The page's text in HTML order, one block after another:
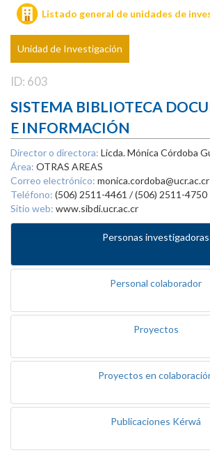
Listado general de unidades de
Unidad de Investigación
ID: 603
SISTEMA BIBLIOTECA
E INFORMACIÓN
Director o directora: Licda. Mónica Córdoba
Área: OTRAS AREAS
Correo electrónico: monica.cordoba@ucr.ac.cr
Teléfono: (506) 2511-4461 / (506) 2511-4750
Sitio web: www.sibdi.ucr.ac.cr
Personas investigadoras
Personal colaborador
Proyectos
Proyectos en
Publicaciones Kérwá